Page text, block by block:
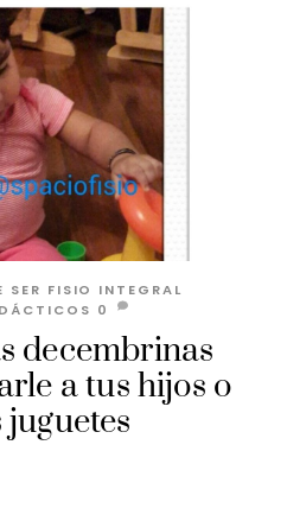
decembrinas
a tus hijos o
SER FISIO INTEGRAL
0